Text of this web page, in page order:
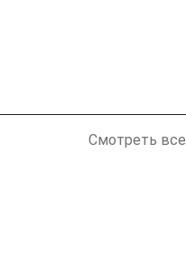
Смотреть все